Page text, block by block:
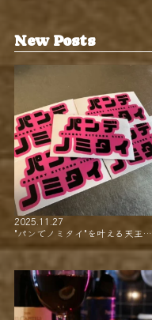
New Posts
2025.11.27
"パンでノミタイ"を叶える天王…